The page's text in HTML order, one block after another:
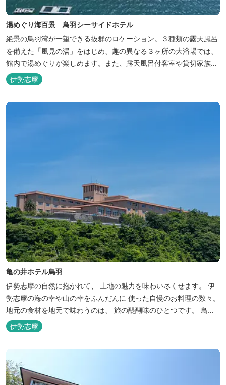
湯めぐり海百景 鳥羽シーサイドホテル
絶景の鳥羽湾が一望できる抜群のロケーション。３種類の露天風呂
を備えた「風見の湯」をはじめ、趣の異なる３ヶ所の大浴場では、
館内で湯めぐりが楽しめます。また、露天風呂付客室や貸切家族風
呂（有料）、足湯に湯上がり処などもございますので、湯浴みの一
日をお過ごしいただけます。 お料理についても、「詩季バイキン
グ」はオープンキッチンで出来立て料理を舌だけではなく目や耳で
伊勢志摩
亀の井ホテル鳥羽
伊勢志摩の自然に抱かれて、 土地の魅力を味わい尽くせます。 伊
勢志摩の海の幸や山の幸をふんだんに 使った自慢のお料理の数々。
地元の食材を地元で味わうのは、 旅の醍醐味のひとつです。 鳥羽
湾の潮風を感じる露天風呂や 広々としたテラス付きのお部屋。 行
き交うフェリーをのんびり眺めて、 日常をちょっと忘れるひと時を
お過ごしください。
伊勢志摩